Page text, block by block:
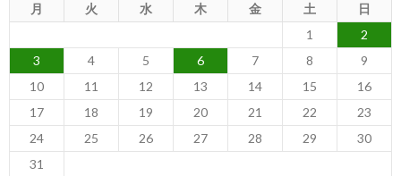
月 火 水 木 金 土
日
1
2
3
4 5 6 7 8
9
10
11 12 13 14 15
16
17
18 19 20 21 22
23
24
25 26 27 28 29
30
31